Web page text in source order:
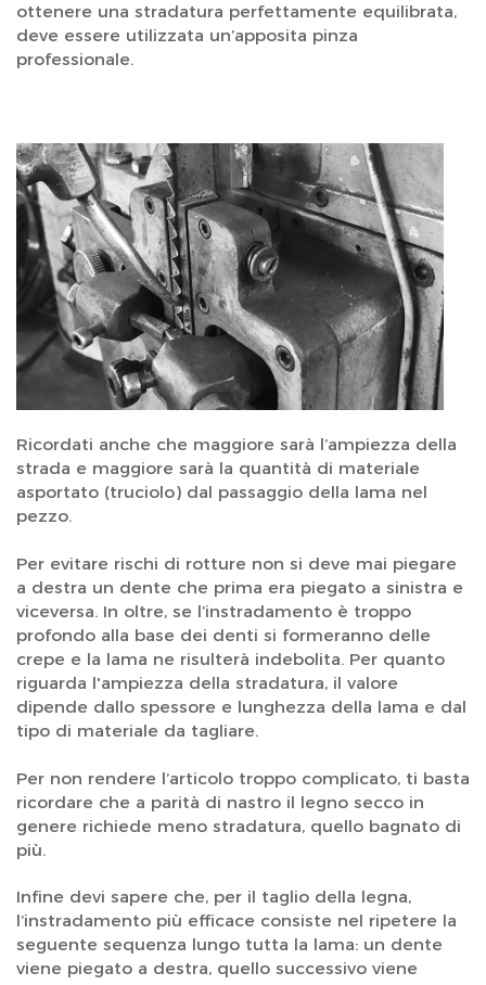
ottenere una stradatura perfettamente equilibrata,
deve essere utilizzata un’apposita pinza
professionale.
Ricordati anche che maggiore sarà l’ampiezza della
strada e maggiore sarà la quantità di materiale
asportato (truciolo) dal passaggio della lama nel
pezzo.
Per evitare rischi di rotture non si deve mai piegare
a destra un dente che prima era piegato a sinistra e
viceversa. In oltre, se l’instradamento è troppo
profondo alla base dei denti si formeranno delle
crepe e la lama ne risulterà indebolita. Per quanto
riguarda l'ampiezza della stradatura, il valore
dipende dallo spessore e lunghezza della lama e dal
tipo di materiale da tagliare.
Per non rendere l’articolo troppo complicato, ti basta
ricordare che a parità di nastro il legno secco in
genere richiede meno stradatura, quello bagnato di
più.
Infine devi sapere che, per il taglio della legna,
l’instradamento più efficace consiste nel ripetere la
seguente sequenza lungo tutta la lama: un dente
viene piegato a destra, quello successivo viene